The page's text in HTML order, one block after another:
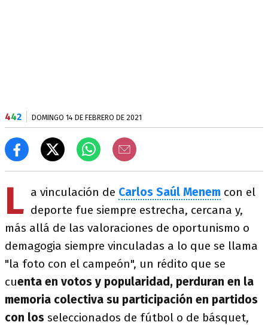
442 DOMINGO 14 DE FEBRERO DE 2021
L a vinculación de Carlos Saúl Menem con el
deporte fue siempre estrecha, cercana y,
más allá de las valoraciones de oportunismo o
demagogia siempre vinculadas a lo que se llama
"la foto con el campeón", un rédito que se
cuenta en votos y popularidad, perduran en la
memoria colectiva su participación en partidos
con los seleccionados de fútbol o de básquet,